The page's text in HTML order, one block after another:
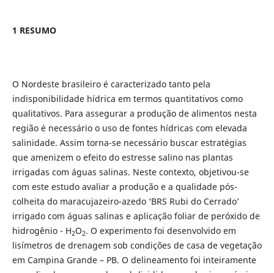
1 RESUMO
O Nordeste brasileiro é caracterizado tanto pela
indisponibilidade hídrica em termos quantitativos como
qualitativos. Para assegurar a produção de alimentos nesta
região é necessário o uso de fontes hídricas com elevada
salinidade. Assim torna-se necessário buscar estratégias
que amenizem o efeito do estresse salino nas plantas
irrigadas com águas salinas. Neste contexto, objetivou-se
com este estudo avaliar a produção e a qualidade pós-
colheita do maracujazeiro-azedo ‘BRS Rubi do Cerrado’
irrigado com águas salinas e aplicação foliar de peróxido de
hidrogênio - H2O2. O experimento foi desenvolvido em
lisímetros de drenagem sob condições de casa de vegetação
em Campina Grande – PB. O delineamento foi inteiramente